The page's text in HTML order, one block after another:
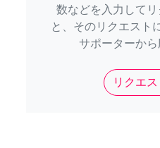
数などを入力して
と、そのリクエスト
サポーターから
リクエ